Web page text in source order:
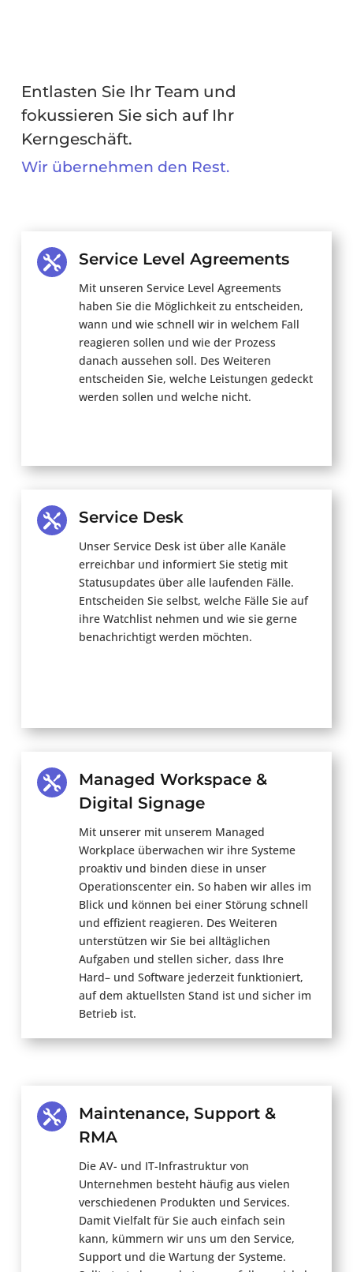
Entlasten Sie IhrTeam und
fokussieren Sie sich auf Ihr
Kerngeschäft.
Wir übernehmen den Rest.
 Service Level Agreements
Mit unseren Service Level Agreements
haben Sie die Möglichkeit zu entscheiden,
wann und wie schnell wir in welchem Fall
reagieren sollen und wie der Prozess
danach aussehen soll. Des Weiteren
entscheiden Sie, welche Leistungen gedeckt
werden sollen und welche nicht.
 Service Desk
Unser Service Desk ist über alle Kanäle
erreichbar und informiert Sie stetig mit
Statusupdates über alle laufenden Fälle.
Entscheiden Sie selbst, welche Fälle Sie auf
ihre Watchlist nehmen und wie sie gerne
benachrichtigt werden möchten.

Managed Workspace &
Digital Signage
Mit unserer mit unserem Managed
Workplace überwachen wir ihre Systeme
proaktivund binden diese in unser
Operationscenter ein. So haben wir alles im
Blickund können bei einer Störungschnell
und effizient reagieren. Des Weiteren
unterstützen wir Sie bei alltäglichen
Aufgaben und stellen sicher, dass Ihre
Hard– und Software jederzeit funktioniert,
auf dem aktuellsten Stand ist und sicher im
Betrieb ist.

Maintenance, Support &
RMA
Die AV- und IT-Infrastrukturvon
Unternehmen besteht häufig aus vielen
verschiedenen Produkten und Services.
Damit Vielfaltfür Sie auch einfach sein
kann, kümmern wir uns um den Service,
Supportund die Wartung der Systeme.